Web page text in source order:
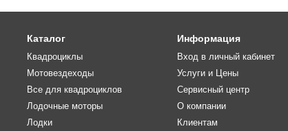
Каталог
Квадроциклы
Мотовездеходы
Все для квадроциклов
Лодочные моторы
Лодки
Информация
Вход в личный кабинет
Услуги и Цены
Сервисный центр
О компании
Клиентам